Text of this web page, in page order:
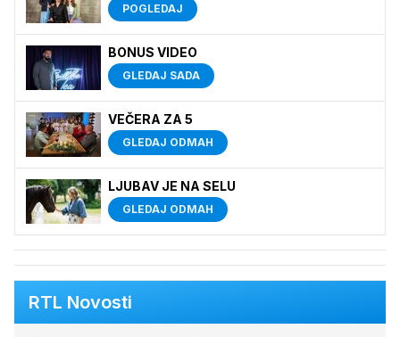
POGLEDAJ
BONUS VIDEO
GLEDAJ SADA
VEČERA ZA 5
GLEDAJ ODMAH
LJUBAV JE NA SELU
GLEDAJ ODMAH
RTL Novosti